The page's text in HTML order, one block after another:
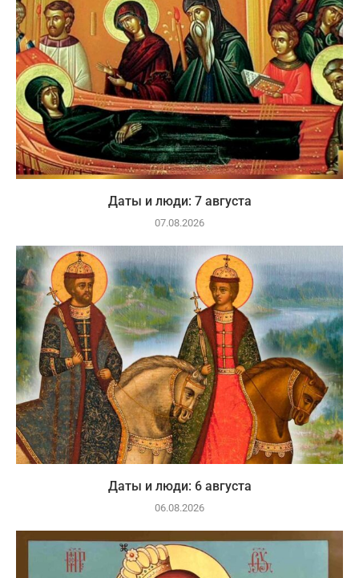
Даты и люди: 7 августа
07.08.2026
Даты и люди: 6 августа
06.08.2026